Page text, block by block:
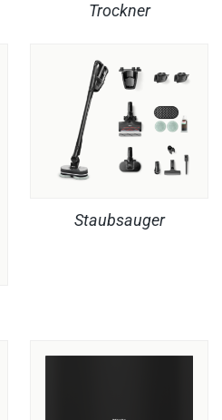
Trockner
Staubsauger